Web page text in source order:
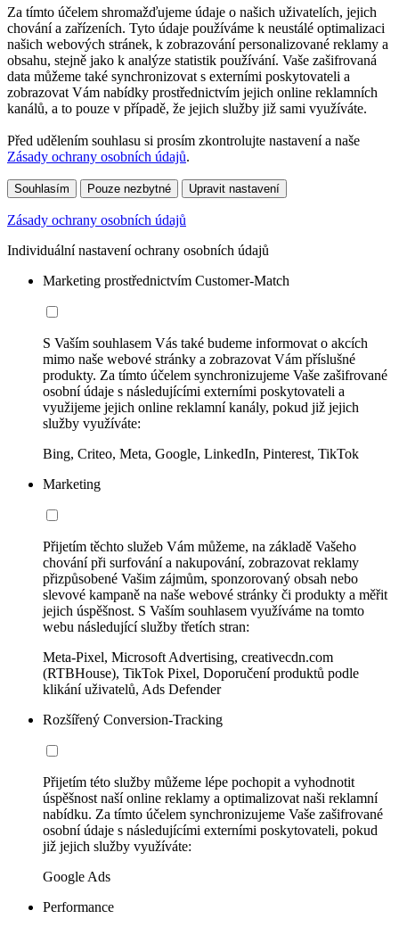
Za tímto účelem shromažďujeme údaje o našich uživatelích, jejich
chování a zařízeních. Tyto údaje používáme k neustálé optimalizaci
našich webových stránek, k zobrazování personalizované reklamy a
obsahu, stejně jako k analýze statistik používání. Vaše zašifrovaná
data můžeme také synchronizovat s externími poskytovateli a
zobrazovat Vám nabídky prostřednictvím jejich online reklamních
kanálů, a to pouze v případě, že jejich služby již sami využíváte.
Před udělením souhlasu si prosím zkontrolujte nastavení a naše
Zásady ochrany osobních údajů.
Souhlasím Pouze nezbytné Upravit nastavení
Zásady ochrany osobních údajů
Individuální nastavení ochrany osobních údajů
Marketing prostřednictvím Customer-Match
S Vaším souhlasem Vás také budeme informovat o akcích
mimo naše webové stránky a zobrazovat Vám příslušné
produkty. Za tímto účelem synchronizujeme Vaše zašifrované
osobní údaje s následujícími externími poskytovateli a
využijeme jejich online reklamní kanály, pokud již jejich
služby využíváte:
Bing, Criteo, Meta, Google, LinkedIn, Pinterest, TikTok
Marketing
Přijetím těchto služeb Vám můžeme, na základě Vašeho
chování při surfování a nakupování, zobrazovat reklamy
přizpůsobené Vašim zájmům, sponzorovaný obsah nebo
slevové kampaně na naše webové stránky či produkty a měřit
jejich úspěšnost. S Vaším souhlasem využíváme na tomto
webu následující služby třetích stran:
Meta-Pixel, Microsoft Advertising, creativecdn.com
(RTBHouse), TikTok Pixel, Doporučení produktů podle
klikání uživatelů, Ads Defender
Rozšířený Conversion-Tracking
Přijetím této služby můžeme lépe pochopit a vyhodnotit
úspěšnost naší online reklamy a optimalizovat naši reklamní
nabídku. Za tímto účelem synchronizujeme Vaše zašifrované
osobní údaje s následujícími externími poskytovateli, pokud
již jejich služby využíváte:
Google Ads
Performance